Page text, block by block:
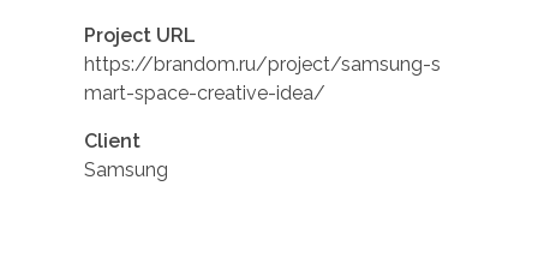
Project URL
https://brandom.ru/project/samsung-s
mart-space-creative-idea/
Client
Samsung